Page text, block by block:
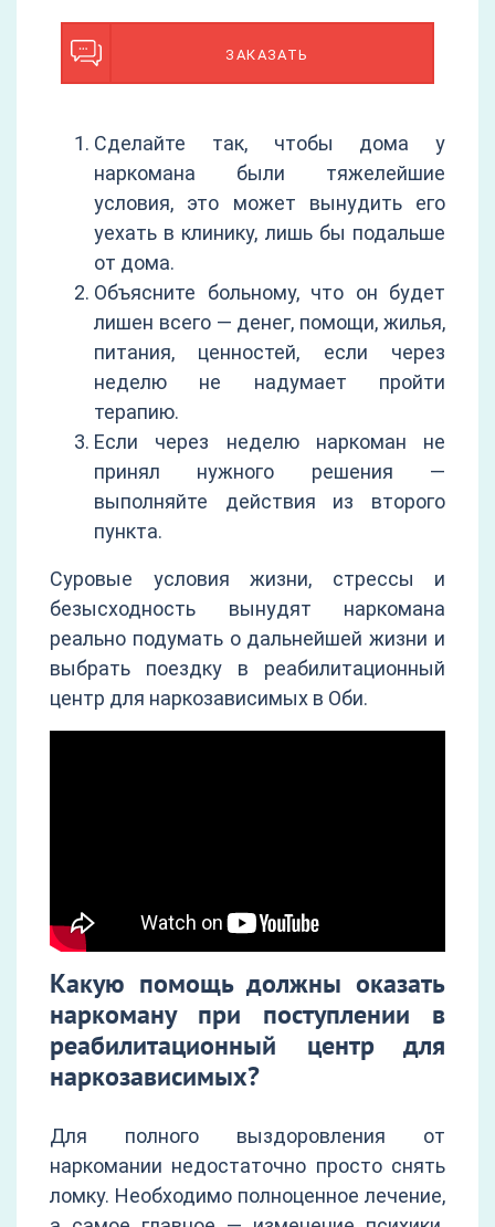
ЗАКАЗАТЬ
Сделайте так, чтобы дома у
наркомана были тяжелейшие
условия, это может вынудить его
уехать в клинику, лишь бы подальше
от дома.
Объясните больному, что он будет
лишен всего — денег, помощи, жилья,
питания, ценностей, если через
неделю не надумает пройти
терапию.
Если через неделю наркоман не
принял нужного решения —
выполняйте действия из второго
пункта.
Суровые условия жизни, стрессы и
безысходность вынудят наркомана
реально подумать о дальнейшей жизни и
выбрать поездку в реабилитационный
центр для наркозависимых в Оби.
Какую помощь должны оказать
наркоману при поступлении в
реабилитационный центр для
наркозависимых?
Для полного выздоровления от
наркомании недостаточно просто снять
ломку. Необходимо полноценное лечение,